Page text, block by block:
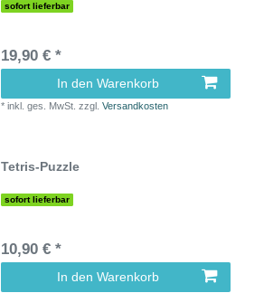
sofort lieferbar
19,90 € *
In den Warenkorb
*inkl. ges. MwSt. zzgl.Versandkosten
Tetris-Puzzle
sofort lieferbar
10,90 € *
In den Warenkorb